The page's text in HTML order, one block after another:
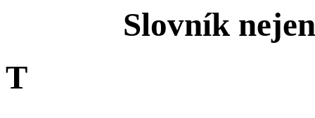
Slovník
T